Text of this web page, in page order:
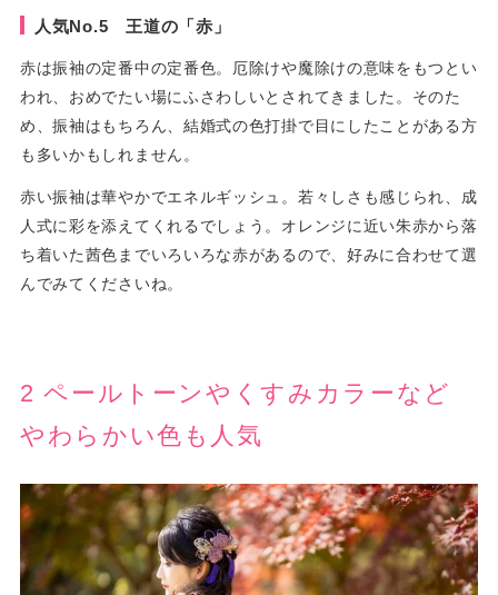
人気No.5 王道の「赤」
赤は振袖の定番中の定番色。厄除けや魔除けの意味をもつとい
われ、おめでたい場にふさわしいとされてきました。そのた
め、振袖はもちろん、結婚式の色打掛で目にしたことがある方
も多いかもしれません。
赤い振袖は華やかでエネルギッシュ。若々しさも感じられ、成
人式に彩を添えてくれるでしょう。オレンジに近い朱赤から落
ち着いた茜色までいろいろな赤があるので、好みに合わせて選
んでみてくださいね。
2 ペールトーンやくすみカラーなど
やわらかい色も人気